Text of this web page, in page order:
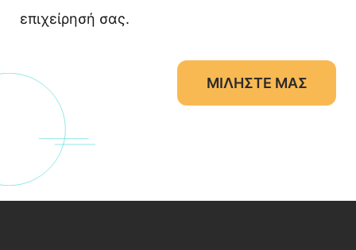
επιχείρησή σας.
ΜΙΛΗΣΤΕ ΜΑΣ